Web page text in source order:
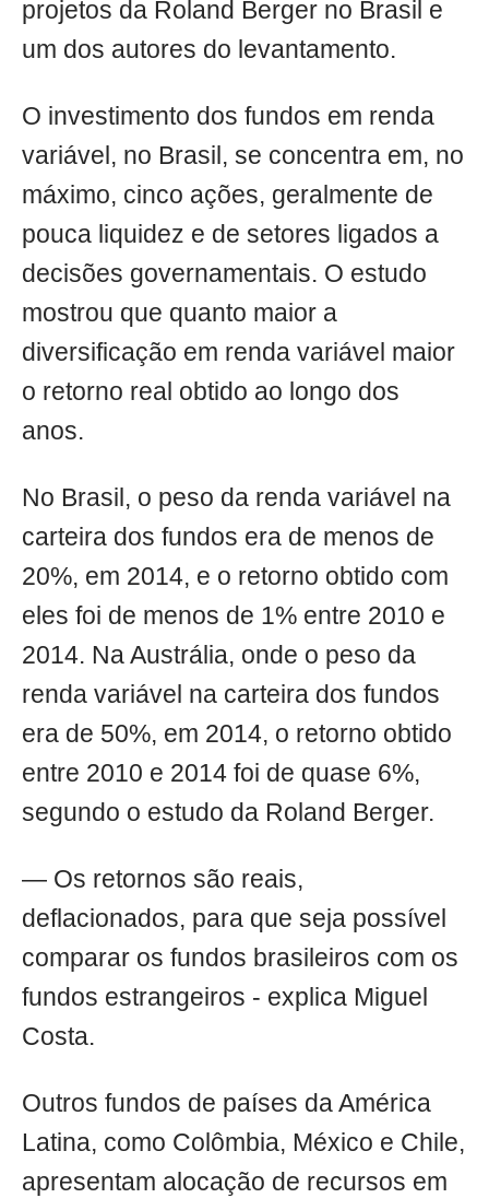
projetos da Roland Berger no Brasil e
um dos autores do levantamento.
O investimento dos fundos em renda
variável, no Brasil, se concentra em, no
máximo, cinco ações, geralmente de
pouca liquidez e de setores ligados a
decisões governamentais. O estudo
mostrou que quanto maior a
diversificação em renda variável maior
o retorno real obtido ao longo dos
anos.
No Brasil, o peso da renda variável na
carteira dos fundos era de menos de
20%, em 2014, e o retorno obtido com
eles foi de menos de 1% entre 2010 e
2014. Na Austrália, onde o peso da
renda variável na carteira dos fundos
era de 50%, em 2014, o retorno obtido
entre 2010 e 2014 foi de quase 6%,
segundo o estudo da Roland Berger.
— Os retornos são reais,
deflacionados, para que seja possível
comparar os fundos brasileiros com os
fundos estrangeiros - explica Miguel
Costa.
Outros fundos de países da América
Latina, como Colômbia, México e Chile,
apresentam alocação de recursos em